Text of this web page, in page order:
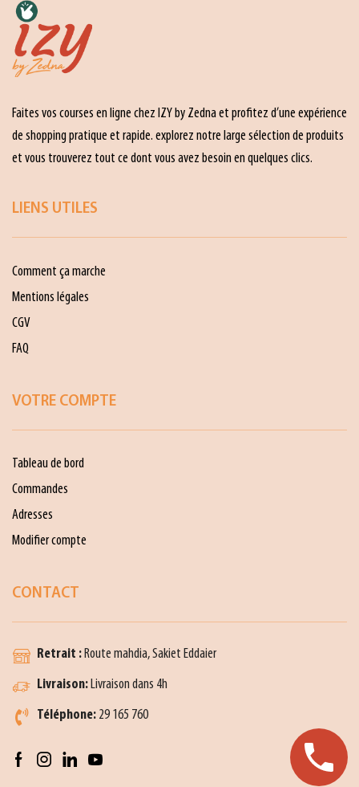
Faites vos courses en ligne chez IZY by Zedna et profitez d’une expérience
de shopping pratique et rapide. explorez notre large sélection de produits
et vous trouverez tout ce dont vous avez besoin en quelques clics.
LIENS UTILES
Comment ça marche
Mentions légales
CGV
FAQ
VOTRE COMPTE
Tableau de bord
Commandes
Adresses
Modifier compte
CONTACT
Retrait :Route mahdia, Sakiet Eddaier
Livraison:Livraison dans 4h
Téléphone: 29 165 760